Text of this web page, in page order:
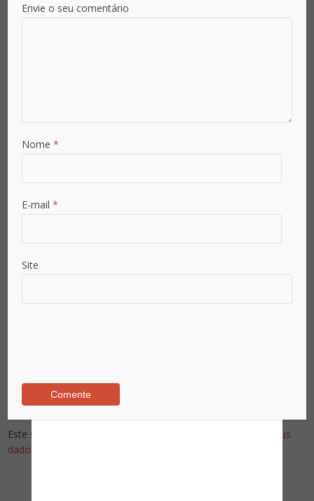
Confirmar Senha
Envie o seu comentário
Nome*
E-mail*
Site
Este site utiliza o Akismet para reduzir spam.
Saiba como seus
dados em comentários são processados